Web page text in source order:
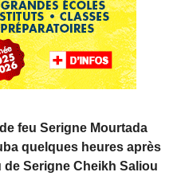
feu Serigne Mourtada
quelques heures après
de Serigne Cheikh Saliou